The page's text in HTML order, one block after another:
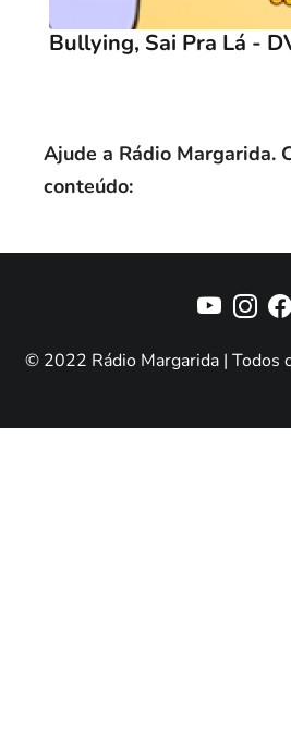
Bullying, Sai Pra Lá -
Ajude a Rádio Margarida.
conteúdo:
© 2022 Rádio Margarida | Todos